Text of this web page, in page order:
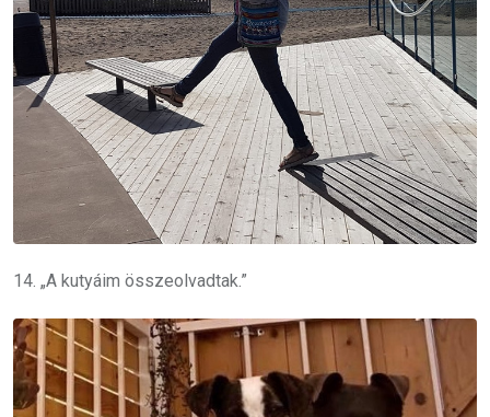
14. „A kutyáim összeolvadtak.”